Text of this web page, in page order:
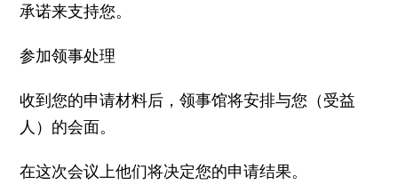
承诺来支持您。
参加领事处理
收到您的申请材料后，领事馆将安排与您（受益
人）的会面。
在这次会议上他们将决定您的申请结果。